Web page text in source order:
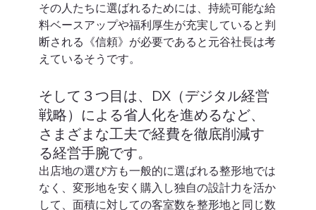
その人たちに選ばれるためには、持続可能な給
料ベースアップや福利厚生が充実していると判
断される《信頼》が必要であると元谷社長は考
えているそうです。
そして３つ目は、DX（デジタル経営
戦略）による省人化を進めるなど、
さまざまな工夫で経費を徹底削減す
る経営手腕です。
出店地の選び方も一般的に選ばれる整形地では
なく、変形地を安く購入し独自の設計力を活か
して、面積に対しての客室数を整形地と同じ数